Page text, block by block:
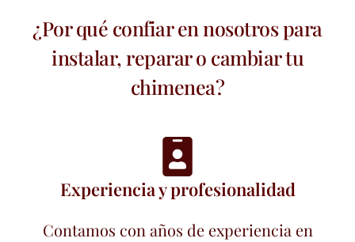
¿Por qué confiar en nosotros para
instalar, reparar o cambiar tu
chimenea?
Experiencia y profesionalidad
Contamos con años de experiencia en